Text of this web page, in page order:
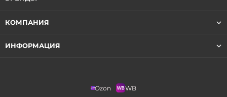
КОМПАНИЯ
ИНФОРМАЦИЯ
Ozon WB